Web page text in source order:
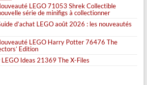
LEGO 71053 Shrek Collectible
série de minifigs à collectionner
d’achat LEGO août 2026 : les nouveautés
LEGO Harry Potter 76476 The
Edition
LEGO Ideas 21369 The X-Files